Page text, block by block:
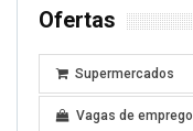
Ofertas
Supermercados
Vagas de emprego